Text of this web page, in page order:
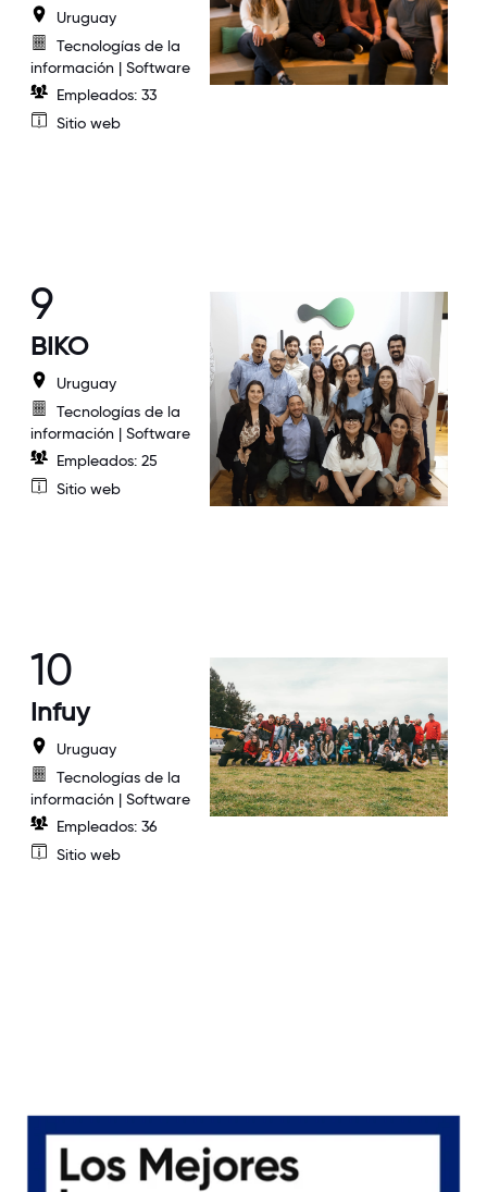
Uruguay
Tecnologías de la
información | Software
Empleados: 33
Sitio web
9
BIKO
Uruguay
Tecnologías de la
información | Software
Empleados: 25
Sitio web
10
Infuy
Uruguay
Tecnologías de la
información | Software
Empleados: 36
Sitio web